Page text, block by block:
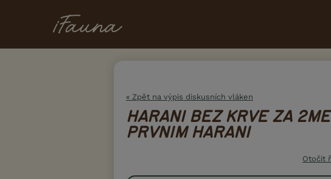
« Zpět na výpis diskusních vláken
HARANI BEZ KRVE ZA
PRVNIM HARANI
Otočit